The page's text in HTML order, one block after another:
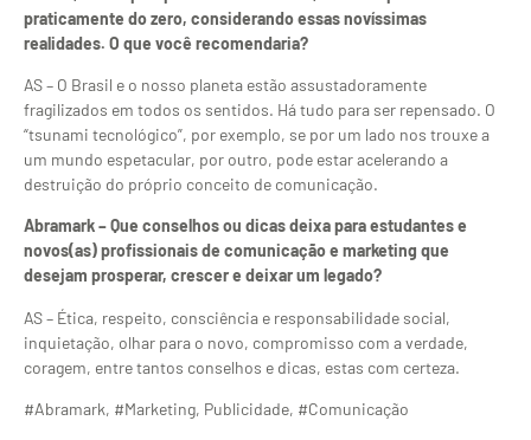
praticamente do zero, considerando essas novíssimas
realidades. O que você recomendaria?
AS – O Brasil e o nosso planeta estão assustadoramente
fragilizados em todos os sentidos. Há tudo para ser repensado. O
“tsunami tecnológico”, por exemplo, se por um lado nos trouxe a
um mundo espetacular, por outro, pode estar acelerando a
destruição do próprio conceito de comunicação.
Abramark – Que conselhos ou dicas deixa para estudantes e
novos(as) profissionais de comunicação e marketing que
desejam prosperar, crescer e deixar um legado?
AS – Ética, respeito, consciência e responsabilidade social,
inquietação, olhar para o novo, compromisso com a verdade,
coragem, entre tantos conselhos e dicas, estas com certeza.
#Abramark, #Marketing, Publicidade, #Comunicação